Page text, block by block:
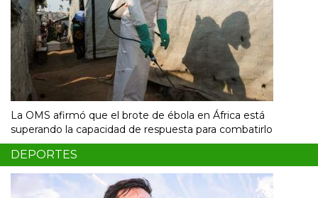
La OMS afirmó que el brote de ébola en África está
superando la capacidad de respuesta para combatirlo
DEPORTES